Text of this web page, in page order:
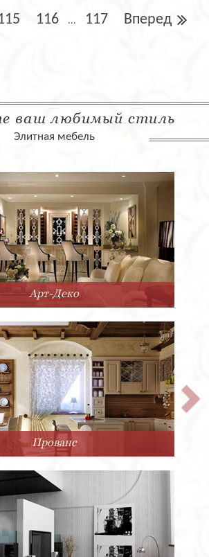
116 ... 117 Вперед
ваш любимый стиль
Элитная мебель
Арт-Деко
Прованс